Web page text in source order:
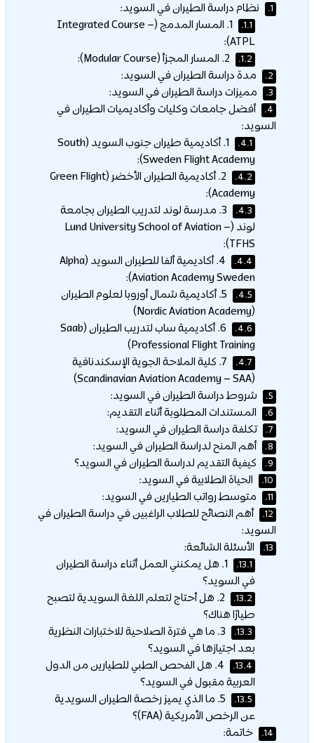
1. نظام دراسة الطيران في السويد:
1.1.
1. المسار المدمج (Integrated Course –
ATPL):
1.2.
2. مدة دراسة الطيران في السويد:
3. مميزات دراسة الطيران في السويد:
4.
أفضل جامعات وكليات وأكاديميات الطيران في
السويد:
4.1.
1. أكاديمية طيران جنوب السويد (South
Sweden Flight Academy):
4.2.
2. أكاديمية الطيران الأخضر (Green Flight
Academy):
4.3.
3. مدرسة لوند لتدريب الطيران بجامعة
لوند (Lund University School of Aviation –
TFHS):
4.4.
4. أكاديمية ألفا للطيران السويد (Alpha
Aviation Academy Sweden):
4.5.
5. أكاديمية شمال أوروبا لعلوم الطيران
(Nordic Aviation Academy)
4.6.
6. أكاديمية ساب لتدريب الطيران (Saab
Professional Flight Training)
4.7.
7. كلية الملاحة الجوية الإسكندنافية
(Scandinavian Aviation Academy – SAA)
5. شروط دراسة الطيران في السويد:
6. المستندات المطلوبة أثناء التقديم:
7. تكلفة دراسة الطيران في السويد:
8. أهم المنح لدراسة الطيران في السويد:
9. كيفية التقديم لدراسة الطيران في السويد؟
10. الحياة الطلابية في السويد:
11. متوسط رواتب الطيارين في السويد:
12.
أهم النصائح للطلاب الراغبين في دراسة الطيران في
السويد:
13. الأسئلة الشائعة:
13.1.
1. هل يمكنني العمل أثناء دراسة الطيران
في السويد؟
13.2.
2. هل أحتاج لتعلم اللغة السويدية لتصبح
طيارًا هناك؟
13.3.
3. ما هي فترة الصلاحية للاختبارات النظرية
بعد اجتيازها في السويد؟
13.4.
4. هل الفحص الطبي للطيارين من الدول
العربية مقبول في السويد؟
13.5.
5. ما الذي يميز رخصة الطيران السويدية
عن الرخص الأمريكية (FAA)؟
14. خاتمة: